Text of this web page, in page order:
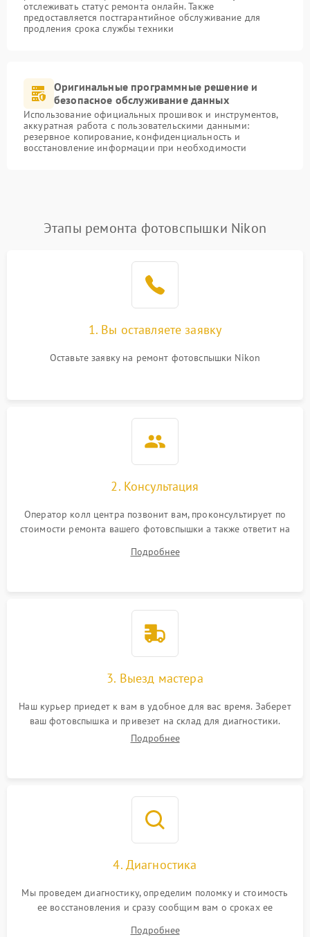
отслеживать статус ремонта онлайн. Также
предоставляется постгарантийное обслуживание для
продления срока службы техники
Оригинальные программные решение и
безопасное обслуживание данных
Использование официальных прошивок и инструментов,
аккуратная работа с пользовательскими данными:
резервное копирование, конфиденциальность и
восстановление информации при необходимости
Этапы ремонта фотовспышки Nikon
1. Вы оставляете заявку
Оставьте заявку на ремонт фотовспышки Nikon
2. Консультация
Оператор колл центра позвонит вам, проконсультирует по
стоимости ремонта вашего фотовспышки а также ответит на
Подробнее
3. Выезд мастера
Наш курьер приедет к вам в удобное для вас время. Заберет
ваш фотовспышка и привезет на склад для диагностики.
Подробнее
4. Диагностика
Мы проведем диагностику, определим поломку и стоимость
ее восстановления и сразу сообщим вам о сроках ее
Подробнее